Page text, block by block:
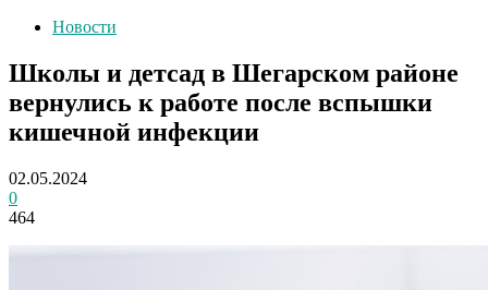
Новости
Школы и детсад в Шегарском районе
вернулись к работе после вспышки
кишечной инфекции
02.05.2024
0
464